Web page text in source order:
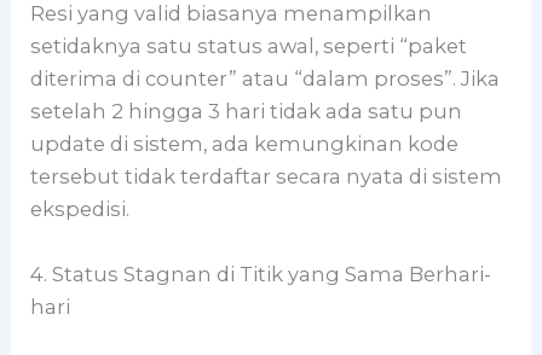
Resi yang valid biasanya menampilkan
setidaknya satu status awal, seperti “paket
diterima di counter” atau “dalam proses”. Jika
setelah 2 hingga 3 hari tidak ada satu pun
update di sistem, ada kemungkinan kode
tersebut tidak terdaftar secara nyata di sistem
ekspedisi.
4. Status Stagnan di Titik yang Sama Berhari-
hari